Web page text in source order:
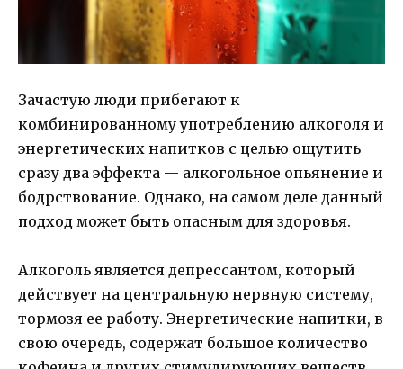
Зачастую люди прибегают к
комбинированному употреблению алкоголя и
энергетических напитков с целью ощутить
сразу два эффекта — алкогольное опьянение и
бодрствование. Однако, на самом деле данный
подход может быть опасным для здоровья.
Алкоголь является депрессантом, который
действует на центральную нервную систему,
тормозя ее работу. Энергетические напитки, в
свою очередь, содержат большое количество